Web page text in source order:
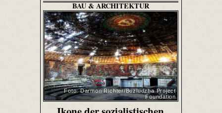
BAU & ARCHITEKTUR
Foto: Darmon Richter/Buzludzha Project
Foundation